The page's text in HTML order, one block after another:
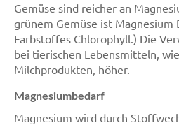
Gemüse sind reicher an
grünem Gemüse ist Magnesium
Farbstoffes Chlorophyll.) Die
bei tierischen Lebensmitteln,
Milchprodukten, höher.
Magnesiumbedarf
Magnesium wird durch